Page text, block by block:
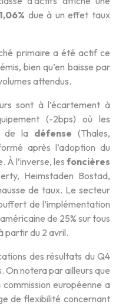
due à un effet taux
primaire a été actif ce
bien qu’en baisse par
attendus.
sont à l’écartement à
(-2bps) où les
de la défense (Thales,
après l’adoption du
À l’inverse, les foncières
Heimstaden Bostad,
de taux. Le secteur
de l’implémentation
de 25% sur tous
partir du 2 avril.
des résultats du Q4
On notera par ailleurs que
européenne a
de flexibilité concernant